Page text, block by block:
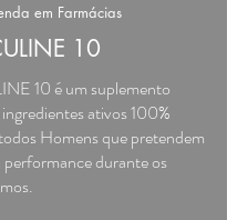
em Farmácias
10
10 é um suplemento
ativos 100%
Homens que pretendem
performance durante os